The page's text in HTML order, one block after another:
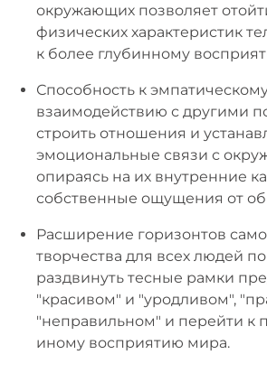
окружающих позволяет
физических характеристик
к более глубинному
Способность к
взаимодействию с другими
строить отношения и
эмоциональные связи с
опираясь на их внутренние
собственные ощущения от
Расширение горизонтов
творчества для всех людей
раздвинуть тесные рамки
"красивом" и "уродливом",
"неправильном" и перейти к
иному восприятию мира.